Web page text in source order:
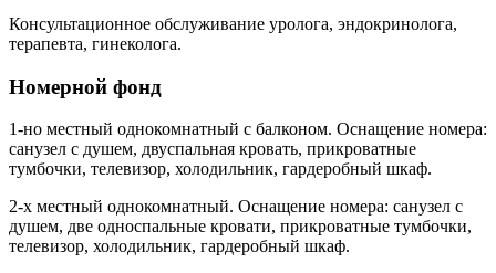
Консультационное обслуживание уролога, эндокринолога,
терапевта, гинеколога.
Номерной фонд
1-но местный однокомнатный с балконом. Оснащение номера:
санузел с душем, двуспальная кровать, прикроватные
тумбочки, телевизор, холодильник, гардеробный шкаф.
2-х местный однокомнатный. Оснащение номера: санузел с
душем, две односпальные кровати, прикроватные тумбочки,
телевизор, холодильник, гардеробный шкаф.